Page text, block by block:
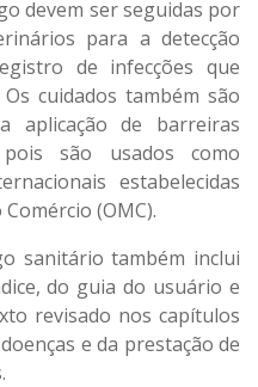
devem ser seguidas por
para a detecção
de infecções que
cuidados também são
aplicação de barreiras
pois são usados como
estabelecidas
(OMC).
sanitário também inclui
do guia do usuário e
revisado nos capítulos
e da prestação de